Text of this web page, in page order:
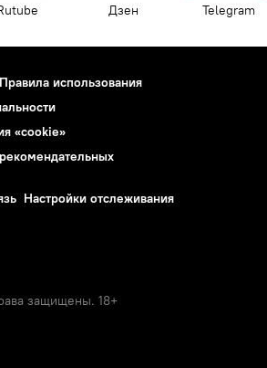
Дзен Telegram
Правила использования
«cookie»
Настройки отслеживания
защищены. 18+